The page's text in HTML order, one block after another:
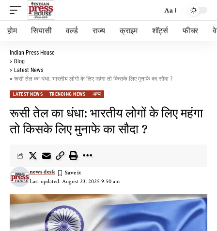
Aa
होम सियासी वर्ल्ड राज्य क्राइम शॉर्ट्स फीचर
Indian Press House
> Blog
> Latest News
> रूसी तेल का धंधा: भारतीय लोगों के लिए महंगा तो किसके लिए मुनाफे का सौदा ?
LATEST NEWS TRENDING NEWS अन्य
रूसी तेल का धंधा: भारतीय लोगों के लिए महंगा
तो किसके लिए मुनाफे का सौदा ?
Last updated: August 23, 2025 9:50 am
news desk